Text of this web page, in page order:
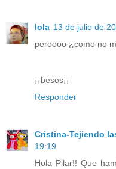
lola 13 de julio de
peroooo ¿como no
¡¡besos¡¡
Responder
Cristina-Tejiendo
19:19
Hola Pilar!! Que